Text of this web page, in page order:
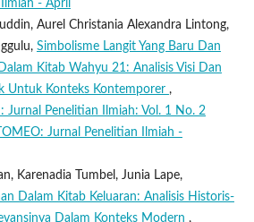
- April
Aurel Christania Alexandra Lintong,
Simbolisme Langit Yang Baru Dan
Kitab Wahyu 21: Analisis Visi Dan
Untuk Konteks Kontemporer ,
Jurnal Penelitian Ilmiah: Vol. 1 No. 2
Jurnal Penelitian Ilmiah -
Karenadia Tumbel, Junia Lape,
Dalam Kitab Keluaran: Analisis Historis-
Dalam Konteks Modern ,